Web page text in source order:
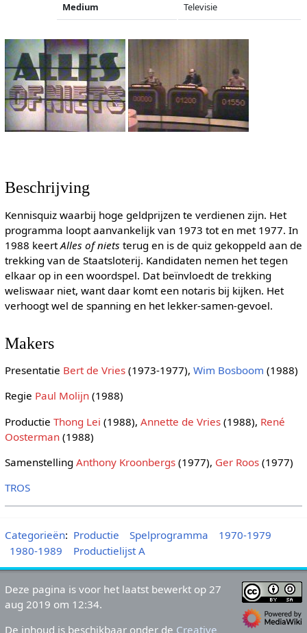
Medium Televisie
Beschrijving
Kennisquiz waarbij hoge geldprijzen te verdienen zijn. Het
programma loopt aanvankelijk van 1973 tot en met 1977. In
1988 keertAlles of niets terug en is de quiz gekoppeld aan de
trekking van de Staatsloterij. Kandidaten nemen het tegen
elkaar op in een woordspel. Dat beïnvloedt de trekking
weliswaar niet, want daar komt een notaris bij kijken. Het
verhoogt wel de spanning en het lekker-samen-gevoel.
Makers
Presentatie Bert de Vries(1973-1977), Wim Bosboom (1988)
Regie Paul Molijn(1988)
Productie Thong Lei (1988), Annette de Vries(1988), René
Oosterman(1988)
Samenstelling Anthony Kroonbergs(1977), Ger Roos(1977)
TROS
Categorieën: Productie Spelprogramma
1970-1979
1980-1989
Productielijst A
Deze pagina is voor het laatst bewerkt op 27
aug 2019 om 12:34.
De inhoud is beschikbaar onder de Creative